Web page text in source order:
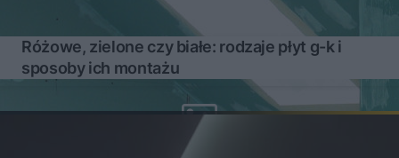
Różowe, zielone czy białe: rodzaje płyt g-k i
sposoby ich montażu